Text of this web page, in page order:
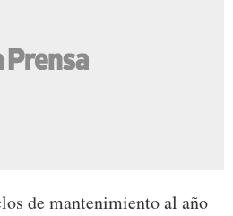
de mantenimiento al año